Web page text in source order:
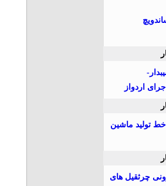
اردواز
HALIL YILMAZ خط تولید ماشین
چرثقیل های